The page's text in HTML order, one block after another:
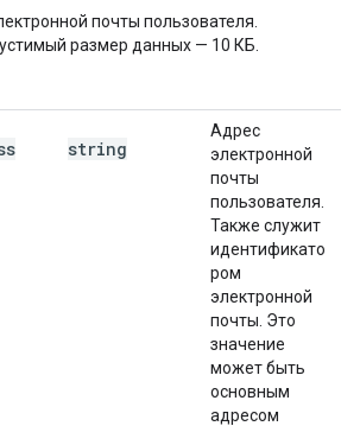
почты пользователя.
размер данных — 10 КБ.
string
Адрес
электронной
почты
пользователя.
Также служит
идентификато
ром
электронной
почты. Это
значение
может быть
основным
адресом